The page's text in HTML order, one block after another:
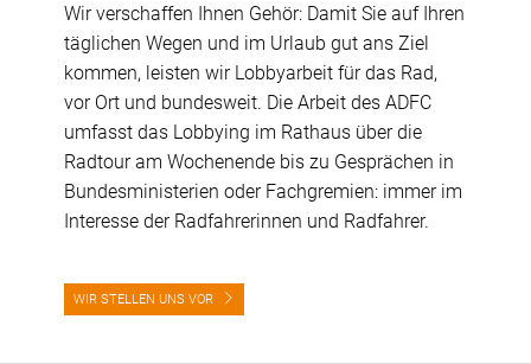
Wir verschaffen Ihnen Gehör: Damit Sie auf Ihren
täglichen Wegen und im Urlaub gut ans Ziel
kommen, leisten wir Lobbyarbeit für das Rad,
vor Ort und bundesweit. Die Arbeit des ADFC
umfasst das Lobbying im Rathaus über die
Radtour am Wochenende bis zu Gesprächen in
Bundesministerien oder Fachgremien: immer im
Interesse der Radfahrerinnen und Radfahrer.
WIR STELLEN UNS VOR